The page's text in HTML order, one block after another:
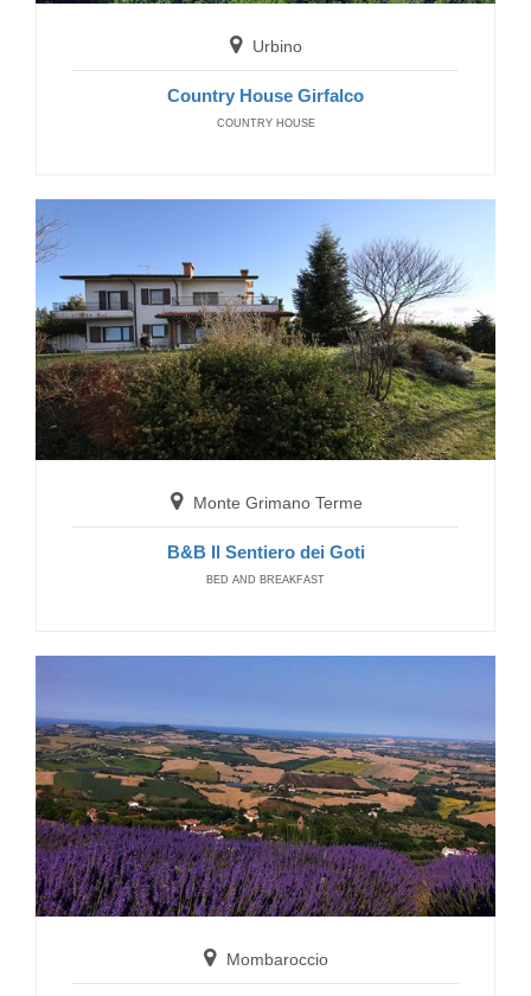
BED AND BREAKFAST
Amandola
Country House La Querceta di Marnacchia
COUNTRY HOUSE
Amandola
HOTELS
Urbino
Country House Girfalco
COUNTRY HOUSE
Monte Grimano Terme
B&B Il Sentiero dei Goti
BED AND BREAKFAST
Mombaroccio